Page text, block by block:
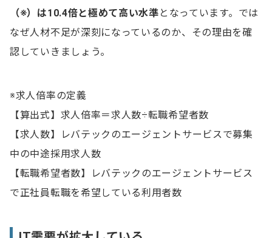
IT人材不足に対する国の対応
3.IT人材を育成する
4.オフショア開発を行う
5.ニアショア開発を行う
6.社内業務を見直す
（※）は10.4倍と極めて高い水準 となっています。では
なぜ人材不足が深刻になっているのか、その理由を確
認していきましょう。
※求人倍率の定義
【算出式】求人倍率＝求人数÷転職希望者数
【求人数】レバテックのエージェントサービスで募集
中の中途採用求人数
【転職希望者数】レバテックのエージェントサービス
で正社員転職を希望している利用者数